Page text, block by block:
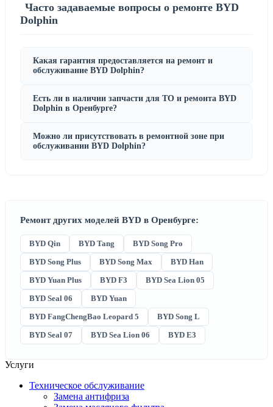
Часто задаваемые вопросы о ремонте BYD
Dolphin
Какая гарантия предоставляется на ремонт и
обслуживание BYD Dolphin?
Есть ли в наличии запчасти для ТО и ремонта BYD
Dolphin в Оренбурге?
Можно ли присутствовать в ремонтной зоне при
обслуживании BYD Dolphin?
Ремонт других моделей BYD в Оренбурге:
BYD Qin BYD Tang
BYD Song Pro
BYD Song Plus
BYD Song Max
BYD Han
BYD Yuan Plus
BYD F3
BYD Sea Lion 05
BYD Seal 06
BYD Yuan
BYD FangChengBao Leopard 5
BYD Song L
BYD Seal 07
BYD Sea Lion 06 BYD E3
Услуги
Техническое обслуживание
Замена антифриза